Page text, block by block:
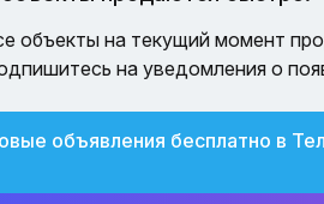
объекты на текущий момент
на уведомления о
объявления бесплатно в